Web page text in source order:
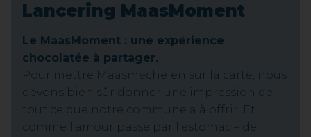
Lancering MaasMoment
Le MaasMoment : une expérience
chocolatée à partager.
Pour mettre Maasmechelen sur la carte, nous
devons bien sûr donner une impression de
tout ce que notre commune a à offrir. Et
comme l'amour passe par l'estomac – de